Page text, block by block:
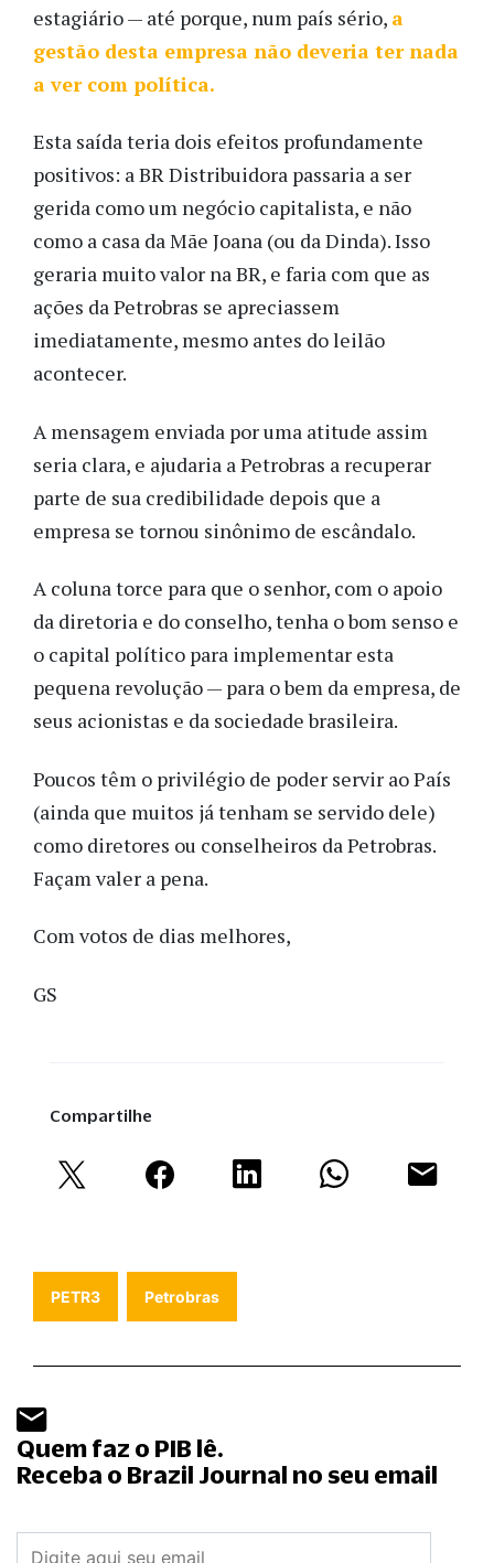
estagiário — até porque, num país sério, a
gestão desta empresa não deveria ter nada
a ver com política.
Esta saída teria dois efeitos profundamente
positivos: a BR Distribuidora passaria a ser
gerida como um negócio capitalista, e não
como a casa da Mãe Joana (ou da Dinda). Isso
geraria muito valor na BR, e faria com que as
ações da Petrobras se apreciassem
imediatamente, mesmo antes do leilão
acontecer.
A mensagem enviada por uma atitude assim
seria clara, e ajudaria a Petrobras a recuperar
parte de sua credibilidade depois que a
empresa se tornou sinônimo de escândalo.
A coluna torce para que o senhor, com o apoio
da diretoria e do conselho, tenha o bom senso e
o capital político para implementar esta
pequena revolução — para o bem da empresa, de
seus acionistas e da sociedade brasileira.
Poucos têm o privilégio de poder servir ao País
(ainda que muitos já tenham se servido dele)
como diretores ou conselheiros da Petrobras.
Façam valer a pena.
Com votos de dias melhores,
GS
Compartilhe
PETR3 Petrobras
Quem faz o PIB lê.
Receba o Brazil Journal no seu email